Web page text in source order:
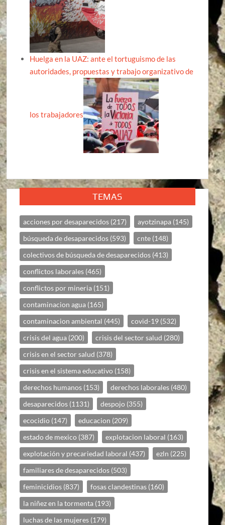
Huelga en la UAZ: ante el tortuguismo de las
autoridades, propuestas y trabajo organizativo de
los trabajadores
TEMAS
acciones por desaparecidos (217) ayotzinapa (145)
búsqueda de desaparecidos (593) cnte (148)
colectivos de búsqueda de desaparecidos (413)
conflictos laborales (465)
conflictos por mineria (151)
contaminacion agua (165)
contaminacion ambiental (445) covid-19 (532)
crisis del agua (200) crisis del sector salud (280)
crisis en el sector salud (378)
crisis en el sistema educativo (158)
derechos humanos (153) derechos laborales (480)
desaparecidos (1131) despojo (355)
ecocidio (147) educacion (209)
estado de mexico (387) explotacion laboral (163)
explotación y precariedad laboral (437) ezln (225)
familiares de desaparecidos (503)
feminicidios (837) fosas clandestinas (160)
la niñez en la tormenta (193)
luchas de las mujeres (179)